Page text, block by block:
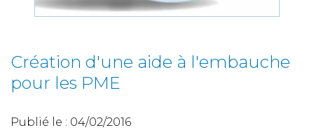
Création d'une aide à l'embauche
pour les PME
Publié le : 04/02/2016